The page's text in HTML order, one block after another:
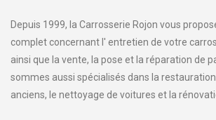
Depuis 1999, la Carrosserie Rojon vous
complet concernant l' entretien de votre
ainsi que la vente, la pose et la réparation de
sommes aussi spécialisés dans la
anciens, le nettoyage de voitures et la